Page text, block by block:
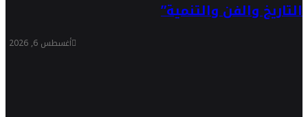
التاريخ والفن والتنمية”
أغسطس 6, 2026